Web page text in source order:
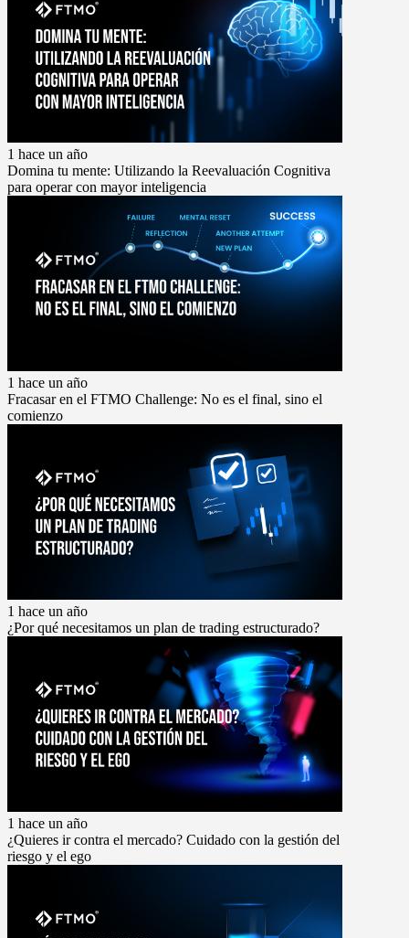
1 hace un año
Domina tu mente: Utilizando la Reevaluación Cognitiva
para operar con mayor inteligencia
1 hace un año
Fracasar en el FTMO Challenge: No es el final, sino el
comienzo
1 hace un año
¿Por qué necesitamos un plan de trading estructurado?
1 hace un año
¿Quieres ir contra el mercado? Cuidado con la gestión del
riesgo y el ego